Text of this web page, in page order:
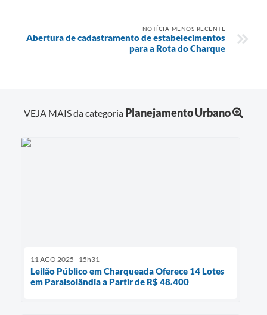
NOTÍCIA MENOS RECENTE
Abertura de cadastramento de estabelecimentos
para a Rota do Charque
VEJA MAIS da categoria Planejamento Urbano
11 AGO 2025 - 15h31
Leilão Público em Charqueada Oferece 14 Lotes
em Paraisolândia a Partir de R$ 48.400